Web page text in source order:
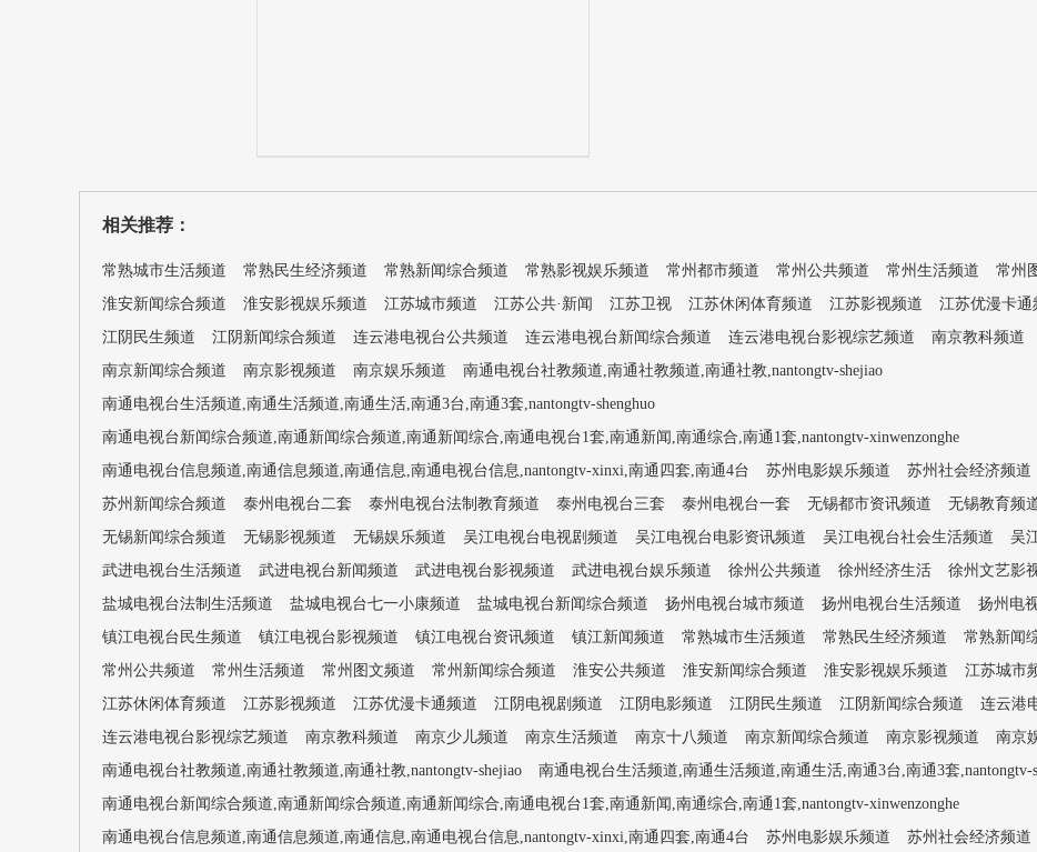
相关推荐：
常熟城市生活频道 常熟民生经济频道 常熟新闻综合频道 常熟影视娱乐频道 常州都市频道 常州公共频道 常州生活频道 常州
淮安新闻综合频道
淮安影视娱乐频道 江苏城市频道 江苏公共·新闻 江苏卫视 江苏休闲体育频道 江苏影视频道 江苏优漫卡通
江阴民生频道
江阴新闻综合频道 连云港电视台公共频道 连云港电视台新闻综合频道 连云港电视台影视综艺频道 南京教科频道
南京新闻综合频道
南京影视频道 南京娱乐频道
南通电视台社教频道,南通社教频道,南通社教,nantongtv-shejiao
南通电视台生活频道,南通生活频道,南通生活,南通3台,南通3套,nantongtv-shenghuo
南通电视台新闻综合频道,南通新闻综合频道,南通新闻综合,南通电视台1套,南通新闻,南通综合,南通1套,nantongtv-xinwenzonghe
南通电视台信息频道,南通信息频道,南通信息,南通电视台信息,nantongtv-xinxi,南通四套,南通4台
苏州电影娱乐频道 苏州社会经济频道
苏州新闻综合频道
泰州电视台二套 泰州电视台法制教育频道 泰州电视台三套 泰州电视台一套 无锡都市资讯频道 无锡教育频
无锡新闻综合频道
无锡影视频道 无锡娱乐频道 吴江电视台电视剧频道 吴江电视台电影资讯频道 吴江电视台社会生活频道 吴
武进电视台生活频道
武进电视台新闻频道 武进电视台影视频道 武进电视台娱乐频道 徐州公共频道 徐州经济生活 徐州文艺影
盐城电视台法制生活频道
盐城电视台七一小康频道 盐城电视台新闻综合频道 扬州电视台城市频道 扬州电视台生活频道 扬州电
镇江电视台民生频道
镇江电视台影视频道 镇江电视台资讯频道 镇江新闻频道 常熟城市生活频道 常熟民生经济频道 常熟新闻
常州公共频道
常州生活频道 常州图文频道 常州新闻综合频道 淮安公共频道 淮安新闻综合频道 淮安影视娱乐频道 江苏城市
江苏休闲体育频道
江苏影视频道 江苏优漫卡通频道 江阴电视剧频道 江阴电影频道 江阴民生频道 江阴新闻综合频道 连云港
连云港电视台影视综艺频道
南京教科频道 南京少儿频道 南京生活频道 南京十八频道 南京新闻综合频道 南京影视频道
南京
南通电视台社教频道,南通社教频道,南通社教,nantongtv-shejiao
南通电视台生活频道,南通生活频道,南通生活,南通3台,南通3套,nantongtv-
南通电视台新闻综合频道,南通新闻综合频道,南通新闻综合,南通电视台1套,南通新闻,南通综合,南通1套,nantongtv-xinwenzonghe
南通电视台信息频道,南通信息频道,南通信息,南通电视台信息,nantongtv-xinxi,南通四套,南通4台
苏州电影娱乐频道 苏州社会经济频道